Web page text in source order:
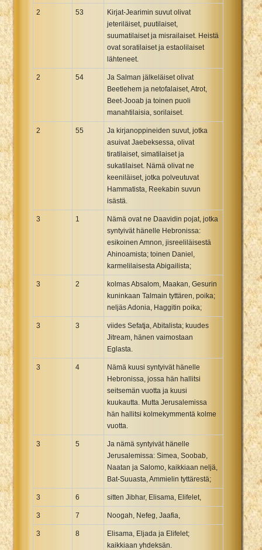
2 53
Kirjat-Jearimin suvut olivat
jeteriläiset, puutilaiset,
suumatilaiset ja misrailaiset. Heistä
ovat soratilaiset ja estaolilaiset
lähteneet.
2 54
Ja Salman jälkeläiset olivat
Beetlehem ja netofalaiset, Atrot,
Beet-Jooab ja toinen puoli
manahtilaisia, sorilaiset.
2 55
Ja kirjanoppineiden suvut, jotka
asuivat Jaebeksessa, olivat
tiratilaiset, simatilaiset ja
sukatilaiset. Nämä olivat ne
keeniläiset, jotka polveutuvat
Hammatista, Reekabin suvun
isästä.
3 1
Nämä ovat ne Daavidin pojat, jotka
syntyivät hänelle Hebronissa:
esikoinen Amnon, jisreeliläisestä
Ahinoamista; toinen Daniel,
karmelilaisesta Abigailista;
3 2
kolmas Absalom, Maakan, Gesurin
kuninkaan Talmain tyttären, poika;
neljäs Adonia, Haggitin poika;
3 3
viides Sefatja, Abitalista; kuudes
Jitream, hänen vaimostaan
Eglasta.
3 4
Nämä kuusi syntyivät hänelle
Hebronissa, jossa hän hallitsi
seitsemän vuotta ja kuusi
kuukautta. Mutta Jerusalemissa
hän hallitsi kolmekymmentä kolme
vuotta.
3 5
Ja nämä syntyivät hänelle
Jerusalemissa: Simea, Soobab,
Naatan ja Salomo, kaikkiaan neljä,
Bat-Suuasta, Ammielin tyttärestä;
3 6 sitten Jibhar, Elisama, Elifelet,
3 7 Noogah, Nefeg, Jaafia,
3 8
Elisama, Eljada ja Elifelet;
kaikkiaan yhdeksän.